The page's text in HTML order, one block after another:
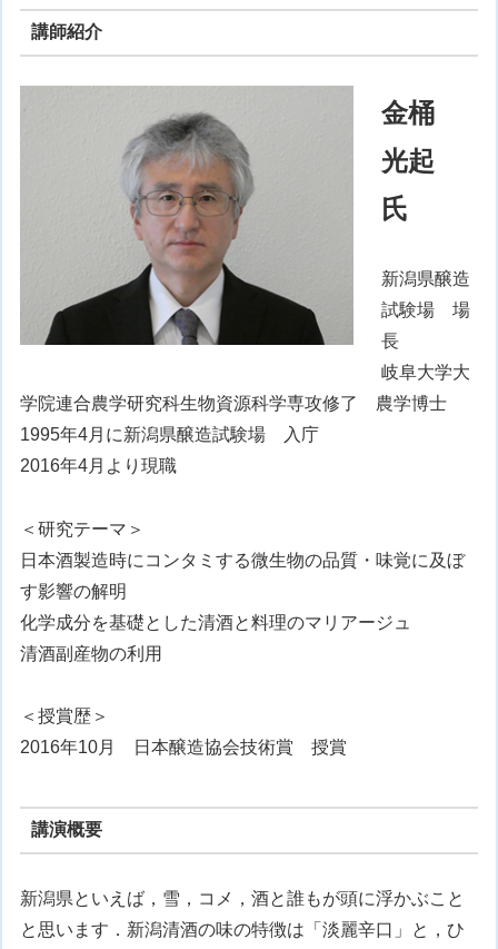
講師紹介
金桶
光起
氏
新潟県醸造
試験場 場
長
岐阜大学大
学院連合農学研究科生物資源科学専攻修了 農学博士
1995年4月に新潟県醸造試験場 入庁
2016年4月より現職
＜研究テーマ＞
日本酒製造時にコンタミする微生物の品質・味覚に及ぼ
す影響の解明
化学成分を基礎とした清酒と料理のマリアージュ
清酒副産物の利用
＜授賞歴＞
2016年10月 日本醸造協会技術賞 授賞
講演概要
新潟県といえば，雪，コメ，酒と誰もが頭に浮かぶこと
と思います．新潟清酒の味の特徴は「淡麗辛口」と，ひ